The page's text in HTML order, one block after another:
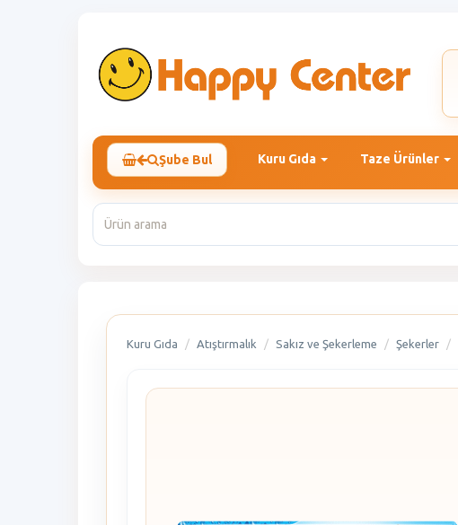
Şube Bul Kuru Gıda Taze Ürünler
Kuru Gıda Atıştırmalık Sakız ve Şekerleme Şekerler